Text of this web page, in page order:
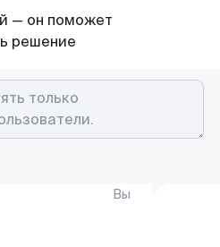
— он поможет
решение
Вы